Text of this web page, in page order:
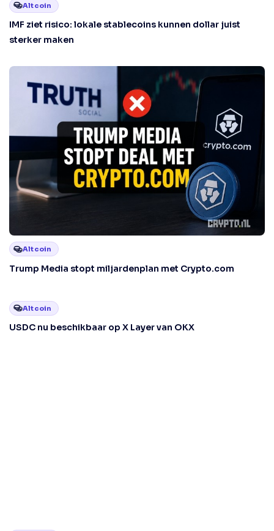
Altcoin
IMF ziet risico: lokale stablecoins kunnen dollar juist
sterker maken
Altcoin
Trump Media stopt miljardenplan met Crypto.com
Altcoin
USDC nu beschikbaar op X Layer van OKX